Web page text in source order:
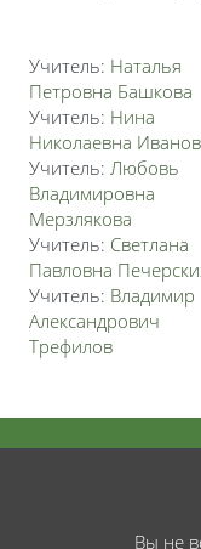
Учитель: Наталья
Петровна Башкова
Учитель: Нина
Николаевна
Учитель: Любовь
Владимировна
Мерзлякова
Учитель: Светлана
Павловна
Учитель: Владимир
Александрович
Трефилов
Вы не